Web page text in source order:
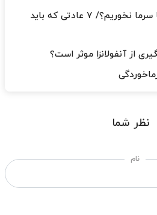
چه کنیم در فصل گرما سرما نخوریم؟/ ۷ عادتی که باید
از آنفولانزا موثر است؟
نظر شما
نام